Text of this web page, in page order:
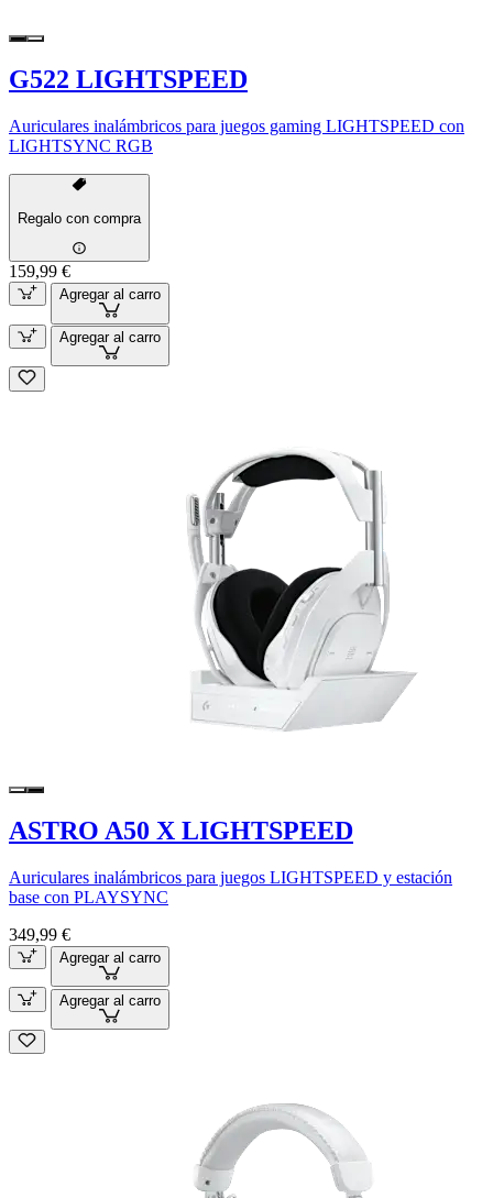
G522 LIGHTSPEED
Auriculares inalámbricos para juegos gaming LIGHTSPEED con
LIGHTSYNC RGB
Regalo con compra
159,99 €
Agregar al carro
Agregar al carro
ASTRO A50 X LIGHTSPEED
Auriculares inalámbricos para juegos LIGHTSPEED y estación
base con PLAYSYNC
349,99 €
Agregar al carro
Agregar al carro